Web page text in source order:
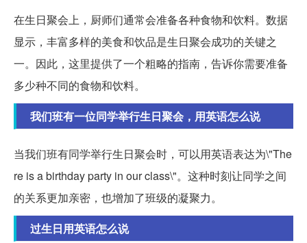
在生日聚会上，厨师们通常会准备各种食物和饮料。数据
显示，丰富多样的美食和饮品是生日聚会成功的关键之
一。因此，这里提供了一个粗略的指南，告诉你需要准备
多少种不同的食物和饮料。
我们班有一位同学举行生日聚会，用英语怎么说
当我们班有同学举行生日聚会时，可以用英语表达为\"The
re is a birthday party in our class\"。这种时刻让同学之间
的关系更加亲密，也增加了班级的凝聚力。
过生日用英语怎么说